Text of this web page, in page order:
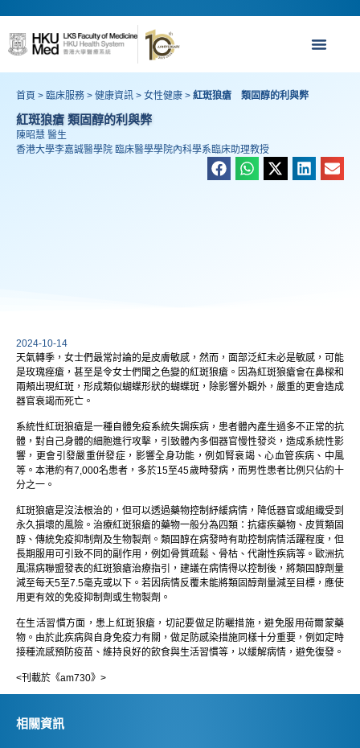
首頁 > 臨床服務 > 健康資訊 > 女性健康 > 紅斑狼瘡 類固醇的利與弊
紅斑狼瘡 類固醇的利與弊
陳昭慧 醫生
香港大學李嘉誠醫學院 臨床醫學學院內科學系臨床助理教授
2024-10-14
天氣轉季，女士們最常討論的是皮膚敏感，然而，面部泛紅未必是敏感，可能
是玫瑰痤瘡，甚至是令女士們聞之色變的紅斑狼瘡。因為紅斑狼瘡會在鼻樑和
兩頰出現紅斑，形成類似蝴蝶形狀的蝴蝶斑，除影響外觀外，嚴重的更會造成
器官衰竭而死亡。
系統性紅斑狼瘡是一種自體免疫系統失調疾病，患者體內產生過多不正常的抗
體，對自己身體的細胞進行攻擊，引致體內多個器官慢性發炎，造成系統性影
響，更會引發嚴重併發症，影響全身功能，例如腎衰竭、心血管疾病、中風
等。本港約有7,000名患者，多於15至45歲時發病，而男性患者比例只佔約十
分之一。
紅斑狼瘡是沒法根治的，但可以透過藥物控制紓緩病情，降低器官或組織受到
永久損壞的風險。治療紅斑狼瘡的藥物一般分為四類：抗瘧疾藥物、皮質類固
醇、傳統免疫抑制劑及生物製劑。類固醇在病發時有助控制病情活躍程度，但
長期服用可引致不同的副作用，例如骨質疏鬆、骨枯、代謝性疾病等。歐洲抗
風濕病聯盟發表的紅斑狼瘡治療指引，建議在病情得以控制後，將類固醇劑量
減至每天5至7.5毫克或以下。若因病情反覆未能將類固醇劑量減至目標，應使
用更有效的免疫抑制劑或生物製劑。
在生活習慣方面，患上紅斑狼瘡，切記要做足防曬措施，避免服用荷爾蒙藥
物。由於此疾病與自身免疫力有關，做足防感染措施同樣十分重要，例如定時
接種流感預防疫苗、維持良好的飲食與生活習慣等，以緩解病情，避免復發。
<刊載於《am730》>
相關資訊